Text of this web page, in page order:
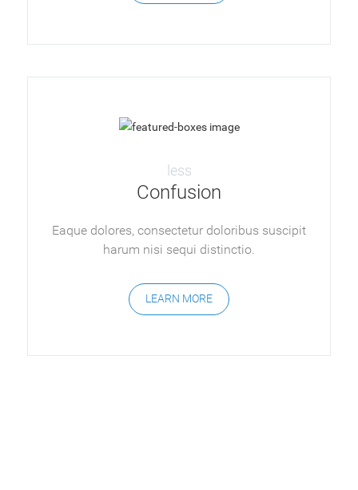
less
Confusion
Eaque dolores, consectetur doloribus suscipit
harum nisi sequi distinctio.
LEARN MORE